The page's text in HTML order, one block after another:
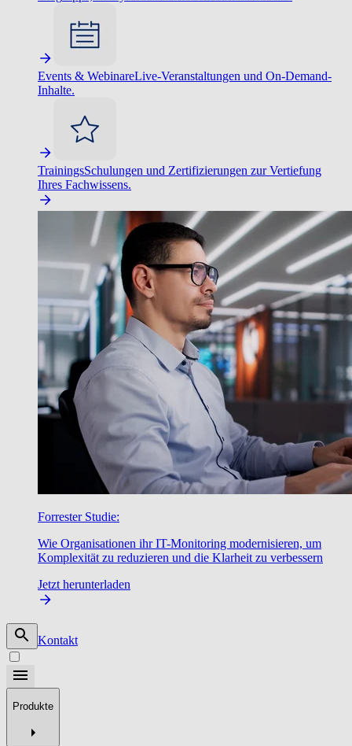
Events & WebinareLive-Veranstaltungen und On-Demand-
Inhalte.
TrainingsSchulungen und Zertifizierungen zur Vertiefung
Ihres Fachwissens.
Forrester Studie:
Wie Organisationen ihr IT-Monitoring modernisieren, um
Komplexität zu reduzieren und die Klarheit zu verbessern
Jetzt herunterladen
Kontakt
Produkte